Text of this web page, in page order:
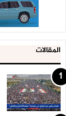
المقالات